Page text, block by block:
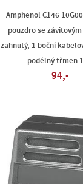
Amphenol C146
pouzdro se
zahnutý, 1 boční
podélný třmen
94,-